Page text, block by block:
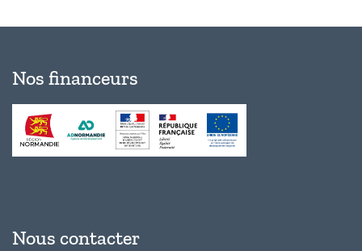
Nos financeurs
Nous contacter